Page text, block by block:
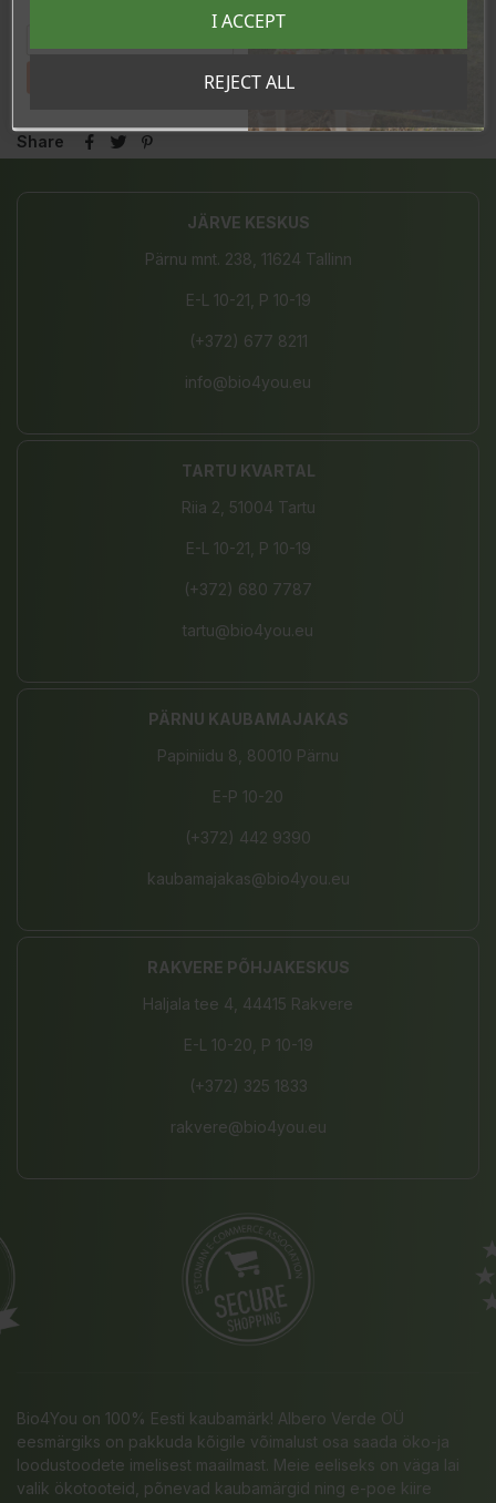
Share
JÄRVE KESKUS
Pärnu mnt. 238, 11624 Tallinn
E-L 10-21, P 10-19
(+372) 677 8211
info@bio4you.eu
TARTU KVARTAL
Riia 2, 51004 Tartu
E-L 10-21, P 10-19
(+372) 680 7787
tartu@bio4you.eu
PÄRNU KAUBAMAJAKAS
Papiniidu 8, 80010 Pärnu
E-P 10-20
(+372) 442 9390
kaubamajakas@bio4you.eu
RAKVERE PÕHJAKESKUS
Haljala tee 4, 44415 Rakvere
E-L 10-20, P 10-19
(+372) 325 1833
rakvere@bio4you.eu
Bio4You on 100% Eesti kaubamärk! Albero Verde OÜ
eesmärgiks on pakkuda kõigile võimalust osa saada öko-ja
loodustoodete imelisest maailmast. Meie eeliseks on väga lai
valik ökotooteid, põnevad kaubamärgid ning e-poe kiire
REJECT ALL
I ACCEPT